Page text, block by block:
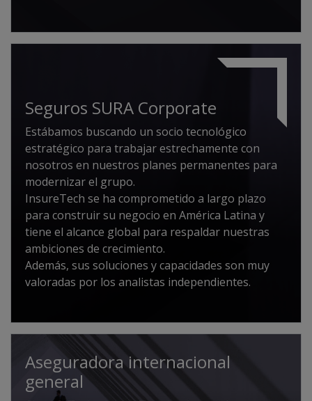
Seguros SURA Corporate
Estábamos buscando un socio tecnológico
estratégico para trabajar estrechamente con
nosotros en nuestros planes permanentes para
modernizar el grupo.
InsureTech se ha comprometido a largo plazo
para construir su negocio en América Latina y
tiene el alcance global para respaldar nuestras
ambiciones de crecimiento.
Además, sus soluciones y capacidades son muy
valoradas por los analistas independientes.
Aseguradora internacional
general